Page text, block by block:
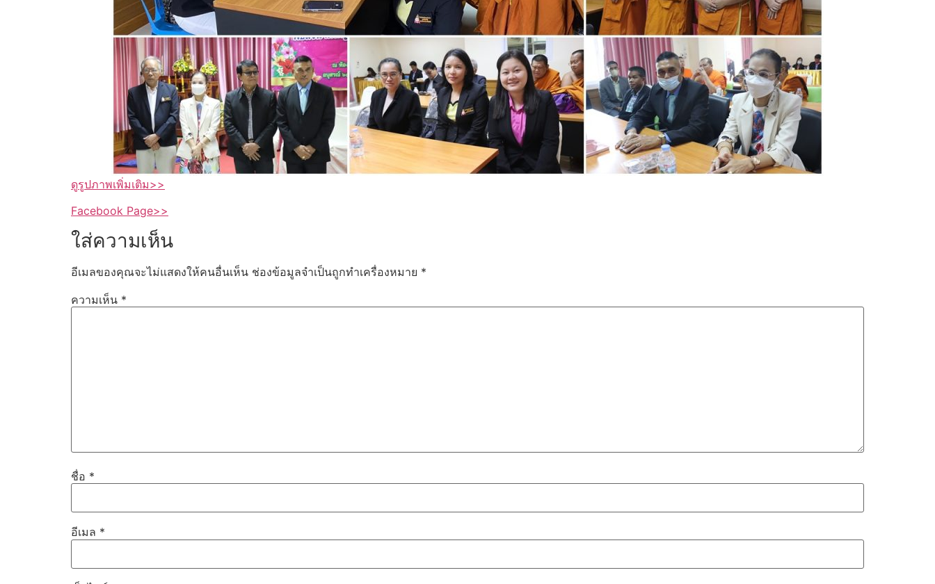
ดูรูปภาพเพิ่มเติม>>
Facebook Page>>
ใส่ความเห็น
อีเมลของคุณจะไม่แสดงให้คนอื่นเห็น ช่องข้อมูลจำเป็นถูกทำเครื่องหมาย *
ความเห็น *
ชื่อ *
อีเมล *